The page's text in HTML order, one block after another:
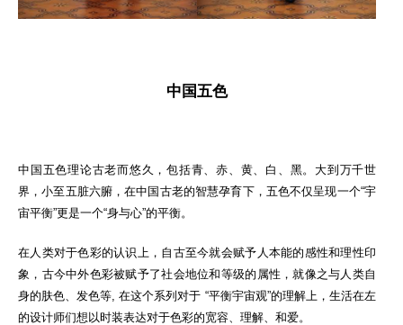
中国五色
中国五色理论古老而悠久，包括青、赤、黄、白、黑。大到万千世
界，小至五脏六腑，在中国古老的智慧孕育下，五色不仅呈现一个“宇
宙平衡”更是一个“身与心”的平衡。
在人类对于色彩的认识上，自古至今就会赋予人本能的感性和理性印
象，古今中外色彩被赋予了社会地位和等级的属性，就像之与人类自
身的肤色、发色等, 在这个系列对于 “平衡宇宙观”的理解上，生活在左
的设计师们想以时装表达对于色彩的宽容、理解、和爱。